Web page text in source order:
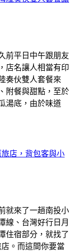
前平日中午跟朋友
店名讓人相當有印
奏伙雙人套餐來
附餐與甜點，至於
湯底，由於味道
旅店，背包客與小
就來了一趟南投小
線、台灣好行日月
住宿部分，就找了
。而這間你要當